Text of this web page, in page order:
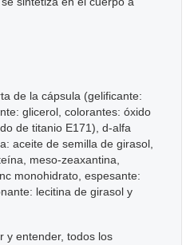
de la cápsula (gelificante:
glicerol, colorantes: óxido
de titanio E171), d-alfa
aceite de semilla de girasol,
meso-zeaxantina,
monohidrato, espesante:
lecitina de girasol y
y entender, todos los